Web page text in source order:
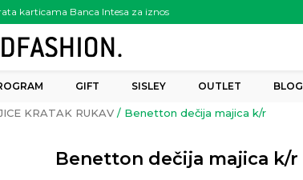
karticama Banca Intesa za iznos
6.000.00 rsd
GIFT SISLEY OUTLET BLOG
KRATAK RUKAV Benetton dečija majica k/r
Benetton dečija majica k/r